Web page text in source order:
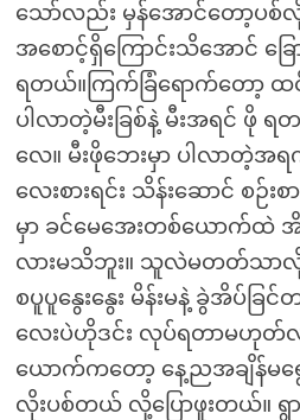
သော်လည်း မှန်အောင်တော့ပစ်
အစောင့်ရှိကြောင်းသိအောင် ခ
ရတယ်။ကြက်ခြံရောက်တော့ ထင်
ပါလာတဲ့မီးခြစ်နဲ့ မီးအရင် ဖို
လေ။ မီးဖိုဘေးမှာ ပါလာတဲ့အ
လေးစားရင်း သိန်းဆောင် စဉ်း
မှာ ခင်မေအေးတစ်ယောက်ထဲ
လားမသိဘူး။ သူလဲမတတ်သာလို့
စပူပူနွေးနွေး မိန်းမနဲ့ ခွဲအိပ်ခ
လေးပဲဟိုဒင်း လုပ်ရတာမဟုတ်
ယောက်ကတော့ နေ့ညအချိန်မ
လိုးပစ်တယ် လို့ပြောဖူးတယ်။ ရွ